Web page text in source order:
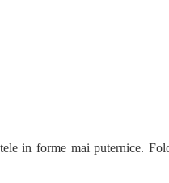
in forme mai puternice.